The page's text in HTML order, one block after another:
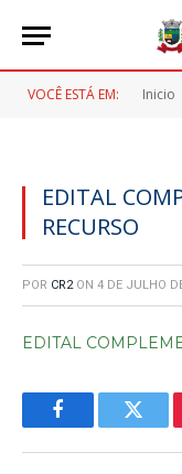
VOCÊ ESTÁ EM: Inicio
EDITAL
RECURSO
POR CR2 ON 4 DE JULHO
EDITAL
Facebook